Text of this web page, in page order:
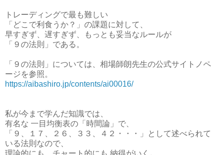
トレーディングで最も難しい
「どこで利食うか？」の課題に対して、
早すぎず、遅すぎず、もっとも妥当なルールが
「９の法則」である。
「９の法則」については、相場師朗先生の公式サイトノペ
ージを参照。
https://aibashiro.jp/contents/ai00016/
私が今まで学んだ知識では、
有名な 一目均衡表の「時間論」で、
「９、１７、２６、３３、４２・・・」として述べられて
いる法則なので、
理論的にも、チャート的にも 納得がいく。